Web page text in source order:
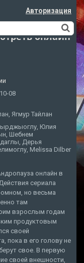
Авторизация
онлайн
08
Ягмур Тайлан
Юлия
Шебнем
Дерья
Melissa Dilber
онлайн в
сериала
но весьма
там
взрослым годам
продуктовым
своей
пока в его голову не
свое. В первую
своей внешности,